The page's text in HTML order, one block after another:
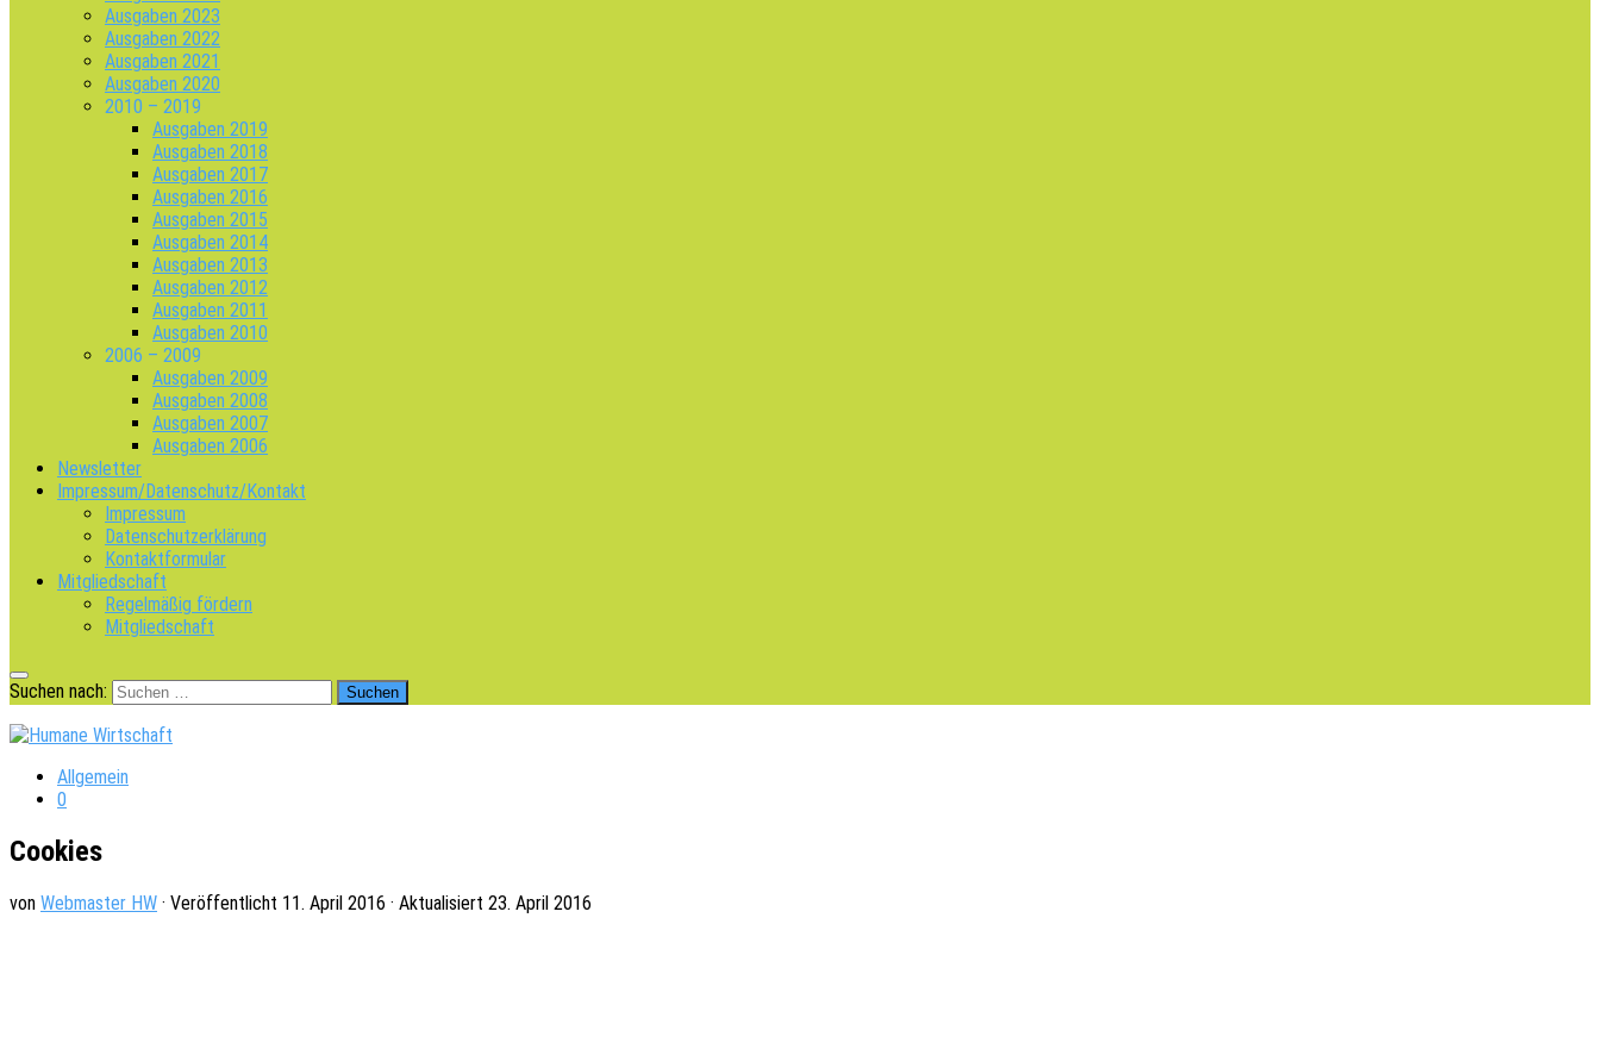
Ausgaben 2023
Ausgaben 2022
Ausgaben 2021
Ausgaben 2020
2010 – 2019
Ausgaben 2019
Ausgaben 2018
Ausgaben 2017
Ausgaben 2016
Ausgaben 2015
Ausgaben 2014
Ausgaben 2013
Ausgaben 2012
Ausgaben 2011
Ausgaben 2010
2006 – 2009
Ausgaben 2009
Ausgaben 2008
Ausgaben 2007
Ausgaben 2006
Newsletter
Impressum/Datenschutz/Kontakt
Impressum
Datenschutzerklärung
Kontaktformular
Mitgliedschaft
Regelmäßig fördern
Mitgliedschaft
Suchen nach:
Allgemein
0
Cookies
von Webmaster HW · Veröffentlicht 11. April 2016 · Aktualisiert 23. April 2016